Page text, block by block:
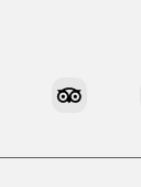
Tripadvisor